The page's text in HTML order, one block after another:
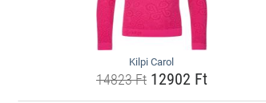
Kilpi Carol
14823 Ft12902 Ft